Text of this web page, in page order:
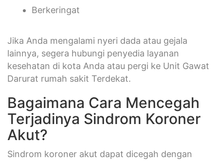
Berkeringat
Jika Anda mengalami nyeri dada atau gejala
lainnya, segera hubungi penyedia layanan
kesehatan di kota Anda atau pergi ke Unit Gawat
Darurat rumah sakit Terdekat.
Bagaimana Cara Mencegah
Terjadinya Sindrom Koroner
Akut?
Sindrom koroner akut dapat dicegah dengan